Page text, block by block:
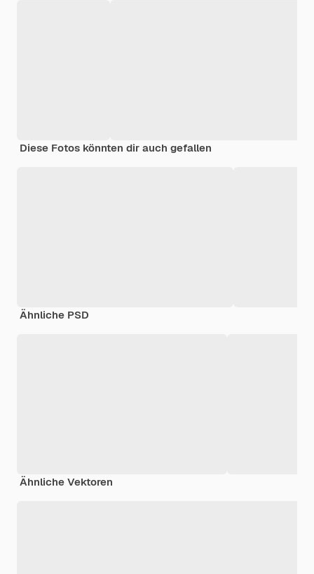
Diese Fotos könnten dir auch gefallen
Ähnliche PSD
Ähnliche Vektoren